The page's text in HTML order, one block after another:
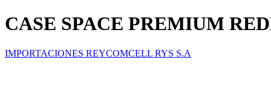
CASE SPACE PREMIUM
IMPORTACIONES REYCOMCELL RYS S.A